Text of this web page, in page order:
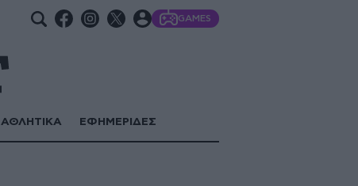
GAMES
ΑΘΛΗΤΙΚΑ ΕΦΗΜΕΡΙΔΕΣ